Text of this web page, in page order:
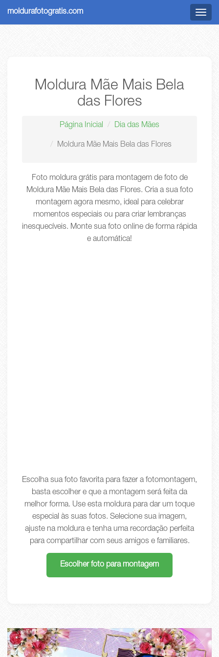
Menu
moldurafotogratis.com
Moldura Mãe Mais Bela
das Flores
Página Inicial Dia das Mães
Moldura Mãe Mais Bela das Flores
Foto moldura grátis para montagem de foto de
Moldura Mãe Mais Bela das Flores. Cria a sua foto
montagem agora mesmo, ideal para celebrar
momentos especiais ou para criar lembranças
inesquecíveis. Monte sua foto online de forma rápida
e automática!
Escolha sua foto favorita para fazer a fotomontagem,
basta escolher e que a montagem será feita da
melhor forma. Use esta moldura para dar um toque
especial às suas fotos. Selecione sua imagem,
ajuste na moldura e tenha uma recordação perfeita
para compartilhar com seus amigos e familiares.
Escolher foto para montagem